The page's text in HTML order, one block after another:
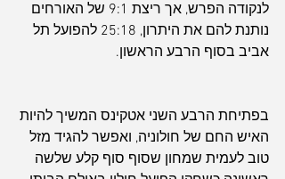
לנקודה הפרש, אך ריצת 9:1 של האורחים
נותנת להם את היתרון, 25:18 להפועל תל
אביב בסוף הרבע הראשון.
בפתיחת הרבע השני אטקינס המשיך להיות
האיש החם של חולוניה, ואפשר להגיד מזל
טוב לעמית שמחון שסוף סוף קלע שלשה